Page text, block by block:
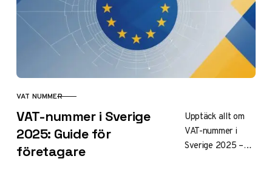
KATEGORI
VAT NUMMER
VAT-nummer i Sverige
2025: Guide för
företagare
Upptäck allt om
VAT-nummer i
Sverige 2025 –